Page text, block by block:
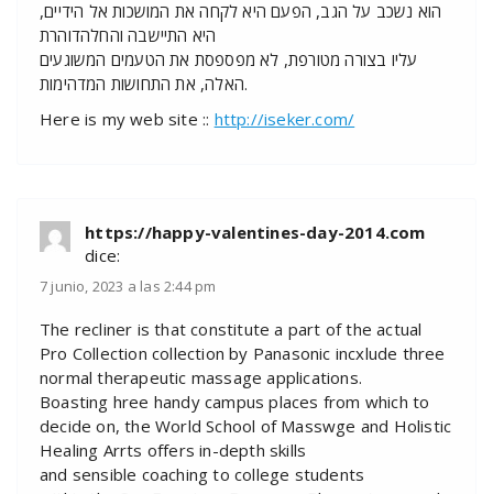
הוא נשכב על הגב, הפעם היא לקחה את המושכות אל הידיים,
היא התיישבה והחלהדוהרת
עליו בצורה מטורפת, לא מפספסת את הטעמים המשוגעים
האלה, את התחושות המדהימות.
Here is my web site :: http://iseker.com/
https://happy-valentines-day-2014.com
dice:
7 junio, 2023 a las 2:44 pm
The recliner is that constitute a part of the actual
Pro Collection collection by Panasonic incxlude three
normal therapeutic massage applications.
Boasting hree handy campus places from which to
decide on, the World School of Masswge and Holistic
Healing Arrts offers in-depth skills
and sensible coaching to college students